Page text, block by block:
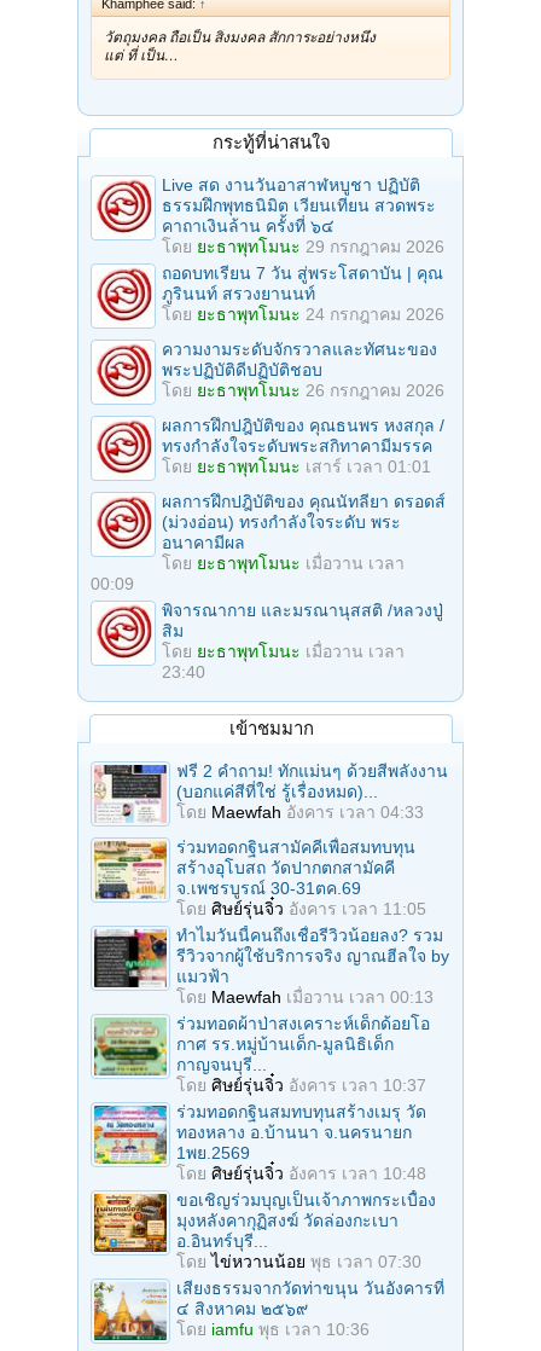
Khamphee said: ↑
วัตถุมงคล ถือเป็น สิ่งมงคล สักการะอย่างหนึ่ง
แต่ ที่ เป็น…
กระทู้ที่น่าสนใจ
Live สด งานวันอาสาฬหบูชา ปฏิบัติ
ธรรมฝึกพุทธนิมิต เวียนเทียน สวดพระ
คาถาเงินล้าน ครั้งที่ ๖๔
โดย ยะธาพุทโมนะ 29 กรกฎาคม 2026
ถอดบทเรียน 7 วัน สู่พระโสดาบัน | คุณ
ภูรินนท์ สรวงยานนท์
โดย ยะธาพุทโมนะ 24 กรกฎาคม 2026
ความงามระดับจักรวาลและทัศนะของ
พระปฏิบัติดีปฏิบัติชอบ
โดย ยะธาพุทโมนะ 26 กรกฎาคม 2026
ผลการฝึกปฎิบัติของ คุณธนพร หงสกุล /
ทรงกำลังใจระดับพระสกิทาคามีมรรค
โดย ยะธาพุทโมนะ เสาร์ เวลา 01:01
ผลการฝึกปฎิบัติของ คุณนัทลียา ดรอดส์
(ม่วงอ่อน) ทรงกำลังใจระดับ พระ
อนาคามีผล
โดย ยะธาพุทโมนะ เมื่อวาน เวลา
00:09
พิจารณากาย และมรณานุสสติ /หลวงปู่
สิม
โดย ยะธาพุทโมนะ เมื่อวาน เวลา
23:40
เข้าชมมาก
ฟรี 2 คำถาม! ทักแม่นๆ ด้วยสีพลังงาน
(บอกแค่สีที่ใช่ รู้เรื่องหมด)...
โดย Maewfah อังคาร เวลา 04:33
ร่วมทอดกฐินสามัคคีเพื่อสมทบทุน
สร้างอุโบสถ วัดปากตกสามัคคี
จ.เพชรบูรณ์ 30-31ตค.69
โดย ศิษย์รุ่นจิ๋ว อังคาร เวลา 11:05
ทำไมวันนี้คนถึงเชื่อรีวิวน้อยลง? รวม
รีวิวจากผู้ใช้บริการจริง ญาณฮีลใจ by
แมวฟ้า
โดย Maewfah เมื่อวาน เวลา 00:13
ร่วมทอดผ้าป่าสงเคราะห์เด็กด้อยโอ
กาศ รร.หมู่บ้านเด็ก-มูลนิธิเด็ก
กาญจนบุรี...
โดย ศิษย์รุ่นจิ๋ว อังคาร เวลา 10:37
ร่วมทอดกฐินสมทบทุนสร้างเมรุ วัด
ทองหลาง อ.บ้านนา จ.นครนายก
1พย.2569
โดย ศิษย์รุ่นจิ๋ว อังคาร เวลา 10:48
ขอเชิญร่วมบุญเป็นเจ้าภาพกระเบื้อง
มุงหลังคากุฏิสงฆ์ วัดล่องกะเบา
อ.อินทร์บุรี...
โดยไข่หวานน้อย พุธ เวลา 07:30
เสียงธรรมจากวัดท่าขนุน วันอังคารที่
๔ สิงหาคม ๒๕๖๙
โดย iamfu พุธ เวลา 10:36